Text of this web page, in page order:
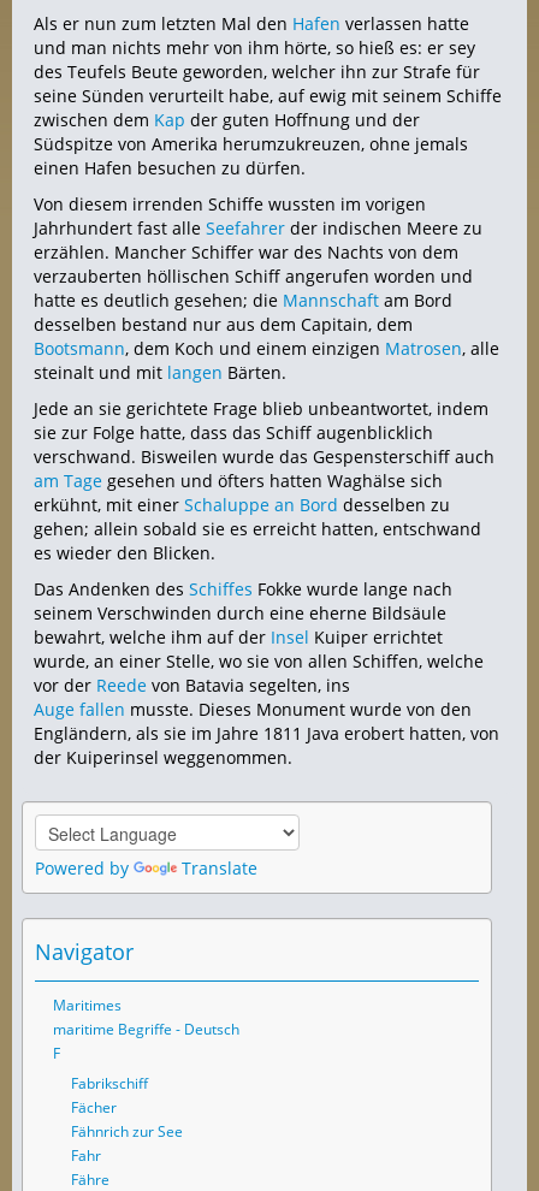
Als er nun zum letzten Mal den Hafen verlassen hatte
und man nichts mehr von ihm hörte, so hieß es: er sey
des Teufels Beute geworden, welcher ihn zur Strafe für
seine Sünden verurteilt habe, auf ewig mit seinem Schiffe
zwischen dem Kap der guten Hoffnung und der
Südspitze von Amerika herumzukreuzen, ohne jemals
einen Hafen besuchen zu dürfen.
Von diesem irrenden Schiffe wussten im vorigen
Jahrhundert fast alle Seefahrer der indischen Meere zu
erzählen. Mancher Schiffer war des Nachts von dem
verzauberten höllischen Schiff angerufen worden und
hatte es deutlich gesehen; die Mannschaft am Bord
desselben bestand nur aus dem Capitain, dem
Bootsmann, dem Koch und einem einzigen Matrosen, alle
steinalt und mit langen Bärten.
Jede an sie gerichtete Frage blieb unbeantwortet, indem
sie zur Folge hatte, dass das Schiff augenblicklich
verschwand. Bisweilen wurde das Gespensterschiff auch
am Tage gesehen und öfters hatten Waghälse sich
erkühnt, mit einer Schaluppe an Bord desselben zu
gehen; allein sobald sie es erreicht hatten, entschwand
es wieder den Blicken.
Das Andenken des Schiffes Fokke wurde lange nach
seinem Verschwinden durch eine eherne Bildsäule
bewahrt, welche ihm auf der Insel Kuiper errichtet
wurde, an einer Stelle, wo sie von allen Schiffen, welche
vor der Reede von Batavia segelten, ins
Auge fallen musste. Dieses Monument wurde von den
Engländern, als sie im Jahre 1811 Java erobert hatten, von
der Kuiperinsel weggenommen.
Powered by Translate
Navigator
Maritimes
maritime Begriffe - Deutsch
F
Fabrikschiff
Fächer
Fähnrich zur See
Fahr
Fähre